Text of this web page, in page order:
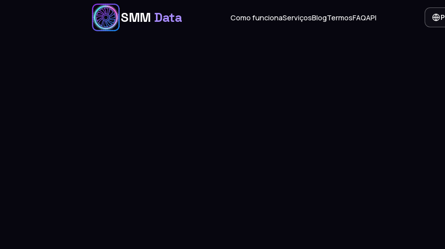
SMM Data Como funcionaServiçosBlogTermosFAQAPI